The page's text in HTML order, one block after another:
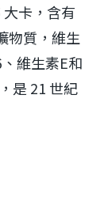
卡，含有
物質，維生
維生素E和
是 21 世紀